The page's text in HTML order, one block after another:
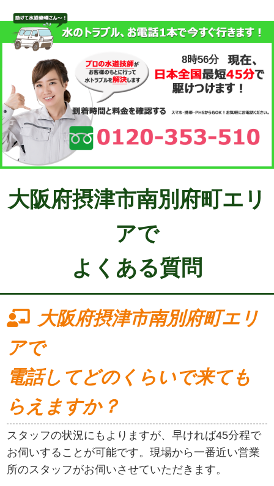
8時56分
大阪府摂津市南別府町エリ
アで
よくある質問
大阪府摂津市南別府町エリ
アで
電話してどのくらいで来ても
らえますか？
スタッフの状況にもよりますが、早ければ45分程で
お伺いすることが可能です。現場から一番近い営業
所のスタッフがお伺いさせていただきます。